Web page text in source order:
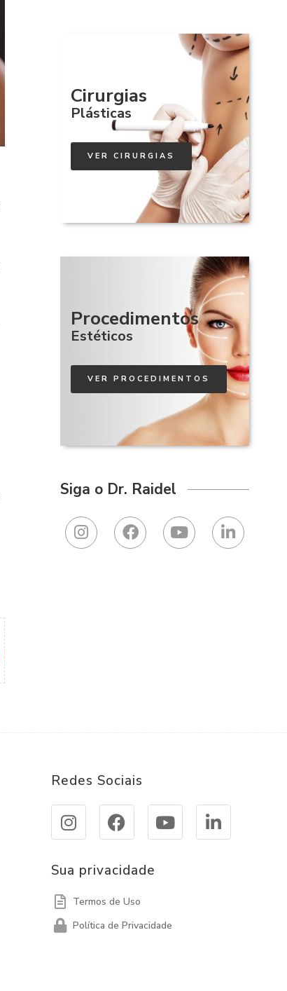
Cirurgias
Plásticas
VER CIRURGIAS
Procedimentos
Estéticos
VER PROCEDIMENTOS
Siga o Dr. Raidel
Redes Sociais
Sua privacidade
Termos de Uso
Política de Privacidade